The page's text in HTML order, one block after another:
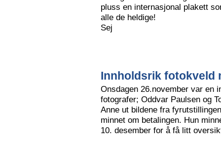
pluss en internasjonal plakett
alle de heldige!
Sej
Innholdsrik fotokveld
Onsdagen 26.november var en
fotografer; Oddvar Paulsen og
Anne ut bildene fra
minnet om betalingen. Hun
10. desember for å få litt